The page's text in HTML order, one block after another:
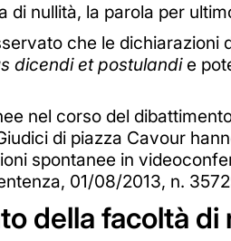
nullità, la parola per
che le
dicendi et postulandi e
nel corso del
di piazza Cavour
spontanee in
01/08/2013, n.
della facoltà di